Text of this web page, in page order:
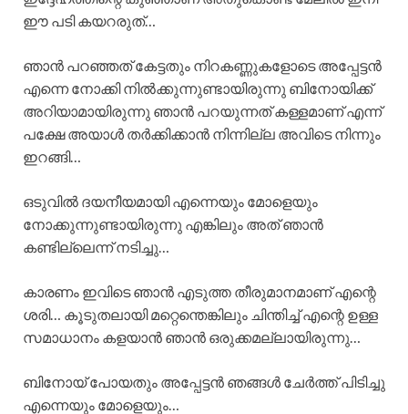
ഈ പടി കയറരുത്…
ഞാൻ പറഞ്ഞത് കേട്ടതും നിറകണ്ണുകളോടെ അപ്പേട്ടൻ
എന്നെ നോക്കി നിൽക്കുന്നുണ്ടായിരുന്നു ബിനോയിക്ക്
അറിയാമായിരുന്നു ഞാൻ പറയുന്നത് കള്ളമാണ് എന്ന്
പക്ഷേ അയാൾ തർക്കിക്കാൻ നിന്നില്ല അവിടെ നിന്നും
ഇറങ്ങി…
ഒടുവിൽ ദയനീയമായി എന്നെയും മോളെയും
നോക്കുന്നുണ്ടായിരുന്നു എങ്കിലും അത് ഞാൻ
കണ്ടില്ലെന്ന് നടിച്ചു…
കാരണം ഇവിടെ ഞാൻ എടുത്ത തീരുമാനമാണ് എന്റെ
ശരി… കൂടുതലായി മറ്റെന്തെങ്കിലും ചിന്തിച്ച് എന്റെ ഉള്ള
സമാധാനം കളയാൻ ഞാൻ ഒരുക്കമല്ലായിരുന്നു…
ബിനോയ് പോയതും അപ്പേട്ടൻ ഞങ്ങൾ ചേർത്ത് പിടിച്ചു
എന്നെയും മോളെയും…